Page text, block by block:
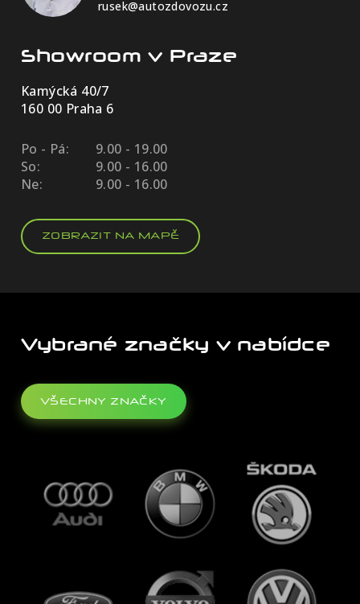
rusek@autozdovozu.cz
Showroom v Praze
Kamýcká 40/7
160 00 Praha 6
Po - Pá:
9.00 - 19.00
So:
9.00 - 16.00
Ne:
9.00 - 16.00
ZOBRAZIT NA MAPĚ
Vybrané značky v nabídce
VŠECHNY ZNAČKY